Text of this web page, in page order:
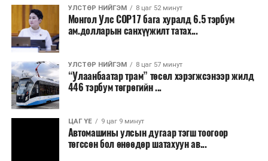
аймгуудын нутгийн хойд хэсгээр, 8-нд баруун
аймгуудын нутгийн хойд хэсэг, төвийн
аймгуудын нутгийн зарим газраар, 9-нд баруун
аймгуудын нутгийн зүүн, говийн аймгуудын
нутгийн хойд, зүүн аймгуудын нутгийн баруун
хэсэг, төвийн аймгуудын ихэнх нутгаар, 10-нд
төв, зүүн, говийн аймгуудын ихэнх нутгаар
бороо, дуу цахилгаантай аадар бороо орно. Салхи
ихэнх хугацаанд секундэд 5-10 метр, 9-нд
Алтайн салбар уулс, Арц-Богдын өвөр
хоолойгоор, 10-нд говь, талын нутгаар секундэд
УЛСТӨР НИЙГЭМ 8 цаг 52 минут
Монгол Улс COP17 бага хуралд 6.5 тэрбум
ам.долларын санхүүжилт татах...
УЛСТӨР НИЙГЭМ 8 цаг 57 минут
“Улаанбаатар трам” төсөл хэрэгжсэнээр жилд
446 тэрбум төгрөгийн ...
ЦАГ ҮЕ 9 цаг 9 минут
Автомашины улсын дугаар тэгш тоогоор
төгссөн бол өнөөдөр шатахуун ав...